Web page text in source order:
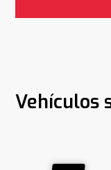
Vehículos